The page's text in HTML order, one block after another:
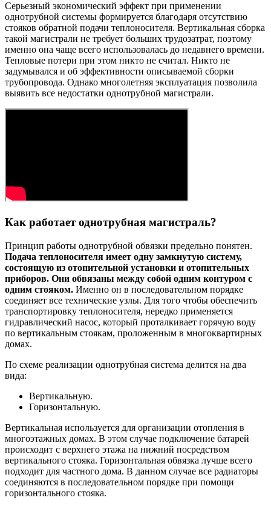
Серьезный экономический эффект при применении
однотрубной системы формируется благодаря отсутствию
стояков обратной подачи теплоносителя. Вертикальная сборка
такой магистрали не требует больших трудозатрат, поэтому
именно она чаще всего использовалась до недавнего времени.
Тепловые потери при этом никто не считал. Никто не
задумывался и об эффективности описываемой сборки
трубопровода. Однако многолетняя эксплуатация позволила
выявить все недостатки однотрубной магистрали.
Как работает однотрубная магистраль?
Принцип работы однотрубной обвязки предельно понятен.
Подача теплоносителя имеет одну замкнутую систему,
состоящую из отопительной установки и отопительных
приборов. Они обвязаны между собой одним контуром с
одним стояком. Именно он в последовательном порядке
соединяет все технические узлы. Для того чтобы обеспечить
транспортировку теплоносителя, нередко применяется
гидравлический насос, который проталкивает горячую воду
по вертикальным стоякам, проложенным в многоквартирных
домах.
По схеме реализации однотрубная система делится на два
вида:
Вертикальную.
Горизонтальную.
Вертикальная используется для организации отопления в
многоэтажных домах. В этом случае подключение батарей
происходит с верхнего этажа на нижний посредством
вертикального стояка. Горизонтальная обвязка лучше всего
подходит для частного дома. В данном случае все радиаторы
соединяются в последовательном порядке при помощи
горизонтального стояка.